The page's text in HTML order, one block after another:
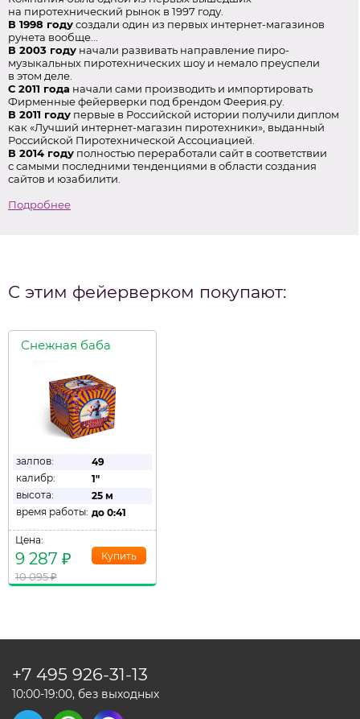
на пиротехнический рынок в 1997 году.
В 1998 годусоздали один из первых интернет-магазинов
рунета вообще...
В 2003 году начали развивать направление пиро-
музыкальных пиротехнических шоу и немало преуспели
в этом деле.
С 2011 года начали сами производить и импортировать
Фирменные фейерверки под брендом Феерия.ру.
В 2011 году первые в Российской истории получили диплом
как «Лучший интернет-магазин пиротехники», выданный
Российской Пиротехнической Ассоциацией.
В 2014 году полностью переработали сайт в соответствии
с самыми последними тенденциями в области создания
сайтов и юзабилити.
Подробнее
С этим фейерверком покупают:
Снежная баба
залпов:
49
калибр:
1"
высота:
25 м
время работы: до 0:41
Цена:
9 287 ₽
10 095₽
+7 495 926-31-13
10:00-19:00, без выходных